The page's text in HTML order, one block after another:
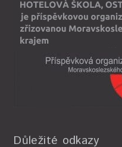
Důležité odkazy